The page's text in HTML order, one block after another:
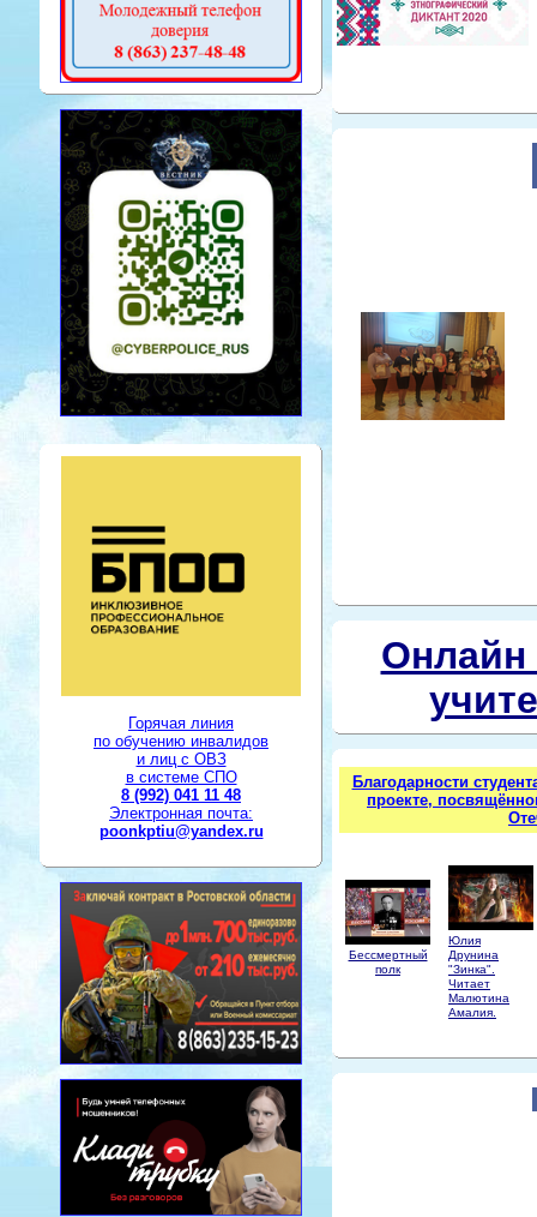
Горячая линия
по обучению инвалидов
и лиц с ОВЗ
в системе СПО
8 (992) 041 11 48
Электронная почта:
poonkptiu@yandex.ru
Онлайн
Благодарности
проекте,
Бессмертный
полк
Юлия
Друнина
"Зинка".
Читает
Малютина
Амалия.